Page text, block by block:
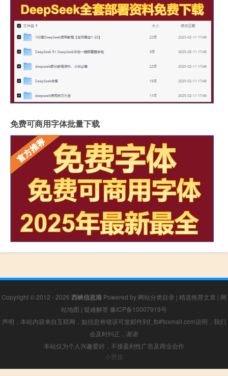
免费可商用字体批量下载
Copyright © 2012 - 2026 西峡信息港 Powered by 网站分类目录 | 精选推荐文章 | 网
站地图 | 疑难解答 豫ICP备10007919号
声明：本站内容来自互联网，如信息有错误可发邮件到f_fb#foxmail.com说明，我们
会及时纠正，谢谢
本站仅为个人兴趣爱好，不接盈利性广告及商业合作
小男孩